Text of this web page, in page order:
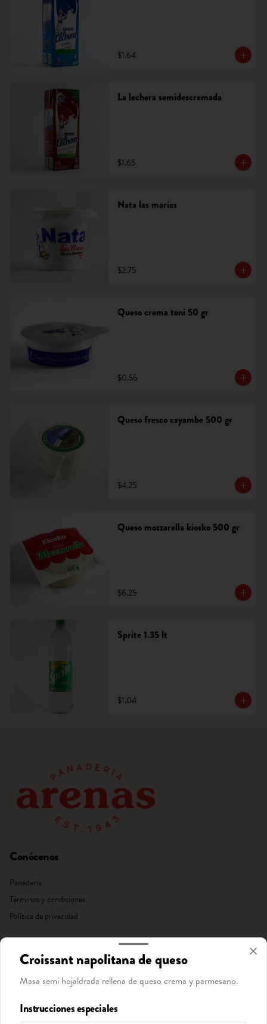
$1.64
La lechera semidescremada
$1.65
Nata las marías
$2.75
Queso crema toni 50 gr
$0.55
Queso fresco cayambe 500 gr
$4.25
Queso mozzarella kiosko 500 gr
$6.25
Sprite 1.35 lt
$1.04
Conócenos
Panadería
Términos y condiciones
Política de privacidad
Redes sociales
Facebook
Mi cuenta
Croissant napolitana de queso
Masa semi hojaldrada rellena de queso crema y parmesano.
Instrucciones especiales